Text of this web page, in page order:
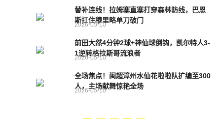
替补连线！拉姆塞直塞打穿森林防线，巴恩
斯扛住穆里略单刀破门
2026-05-10
前田大然4分钟2球+神仙球倒钩，凯尔特人3-
1逆转格拉斯哥流浪者
2026-05-10
全场焦点！闽超漳州水仙花啦啦队扩编至300
人，主场献舞惊艳全场
2026-05-10